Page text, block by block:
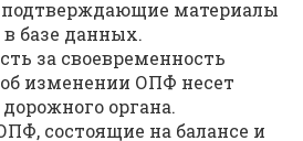
материалы
базе данных.
за своевременность
изменении ОПФ несет
органа.
состоящие на балансе и